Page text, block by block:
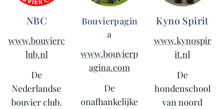
NBC
www.bouvierc
lub.nl
De
Nederlandse
bouvier club.
Bouvierpagin
a
www.bouvierp
agina.com
De
onafhankelijke
Kyno Spirit
www.kynospir
it.nl
De
hondenschool
van noord